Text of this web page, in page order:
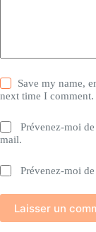
Save my name,
next time I comment.
Prévenez-moi
mail.
Prévenez-moi
Laisser un